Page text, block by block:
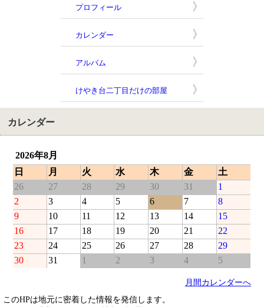
プロフィール
カレンダー
アルバム
けやき台二丁目だけの部屋
カレンダー
2026年8月
日
月 火 水 木 金
土
26
27 28 29 30 31
1
2
3 4 5 6 7
8
9
10 11 12 13 14
15
16
17 18 19 20 21
22
23
24 25 26 27 28
29
30
31 1 2 3 4 5
月間カレンダーへ
このHPは地元に密着した情報を発信します。